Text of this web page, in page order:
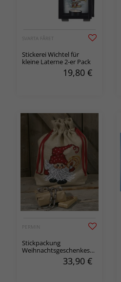
SVARTA FÅRET
Stickerei Wichtel für
kleine Laterne 2-er Pack
19,80 €
PERMIN
Stickpackung
Weihnachtsgeschenkesack
Weihnachtswichtel mit
33,90 €